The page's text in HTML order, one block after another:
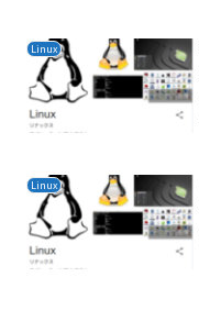
Linux
Linux